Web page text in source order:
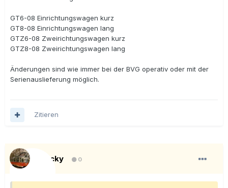
GT6-08 Einrichtungswagen kurz
GT8-08 Einrichtungswagen lang
GTZ6-08 Zweirichtungswagen kurz
GTZ8-08 Zweirichtungswagen lang
Änderungen sind wie immer bei der BVG operativ oder mit der
Serienauslieferung möglich.
Zitieren
Blacky 0